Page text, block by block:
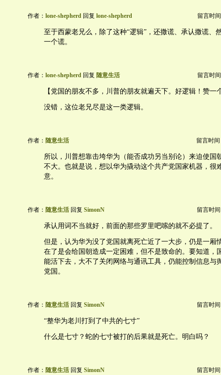
作者： lone-shepherd 回复 lone-shepherd 留言时
至于西蒙老兄么，除了这种“逻辑”，还撒谎、承认撒谎、
一个谎。
作者： lone-shepherd 回复 随意生活 留言时
【党国的朋友不多，川普的朋友就遍天下。好逻辑！赞一
没错，这位老兄尽是这一类逻辑。
作者： 随意生活 留言时间
所以，川普想靠击垮华为（能否成功另当别论）来迫使国
不大。也就是说，想以华为撬动这个共产党国家机器，很
意。
作者： 随意生活 回复 SimonN 留言时间
承认用词不当就好，前面的那些罗里吧嗦的就不必提了。
但是，认为华为没了党国就离死亡近了一大步，仍是一厢
在了是会给国朝造成一定困难，但不是致命的。要知道，
能活下去，大不了关闭网络与通讯工具，仍能控制信息与
党国。
作者： 随意生活 回复 SimonN 留言时间
“整华为老川打到了中共的七寸”
什么是七寸？蛇的七寸被打的后果就是死亡。明白吗？
作者： 随意生活 回复 SimonN 留言时间